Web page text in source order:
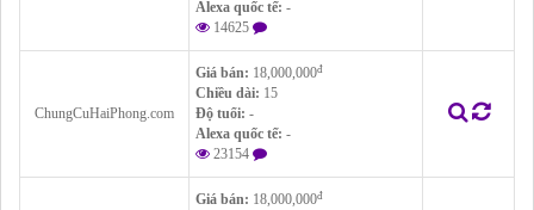
Alexa quốc tế: -
14625
ChungCuHaiPhong.com
Giá bán: 18,000,000đ
Chiều dài: 15
Độ tuổi: -
Alexa quốc tế: -
23154
Giá bán: 18,000,000đ